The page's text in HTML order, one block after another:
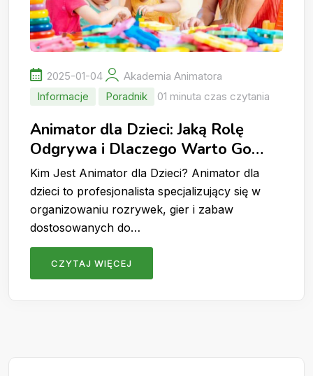
2025-01-04
Akademia Animatora
Informacje
Poradnik 01 minuta czas czytania
Animator dla Dzieci: Jaką Rolę
Odgrywa i Dlaczego Warto Go
Wynająć?
Kim Jest Animator dla Dzieci? Animator dla
dzieci to profesjonalista specjalizujący się w
organizowaniu rozrywek, gier i zabaw
dostosowanych do…
CZYTAJ WIĘCEJ